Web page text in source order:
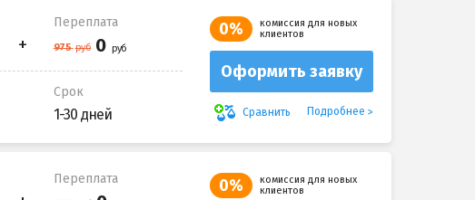
Переплата
Срок
1-30 дней
0%
комиссия для новых
клиентов
Оформить заявку
Сравнить Подробнее
Переплата 0%
комиссия для новых
клиентов